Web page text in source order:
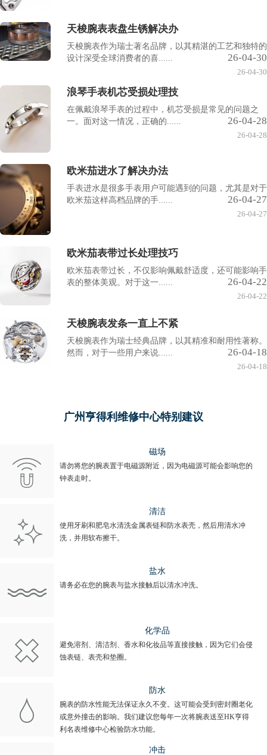
天梭腕表表盘生锈解决办
天梭腕表作为瑞士著名品牌，以其精湛的工艺和独特的
设计深受全球消费者的喜......
26-04-30
26-04-30
浪琴手表机芯受损处理技
在佩戴浪琴手表的过程中，机芯受损是常见的问题之
一。面对这一情况，正确的......
26-04-28
26-04-28
欧米茄进水了解决办法
手表进水是很多手表用户可能遇到的问题，尤其是对于
欧米茄这样高档品牌的手......
26-04-27
26-04-27
欧米茄表带过长处理技巧
欧米茄表带过长，不仅影响佩戴舒适度，还可能影响手
表的整体美观。对于这一......
26-04-22
26-04-22
天梭腕表发条一直上不紧
天梭腕表作为瑞士经典品牌，以其精准和耐用性著称。
然而，对于一些用户来说......
26-04-18
26-04-18
广州亨得利维修中心特别建议
磁场
请勿将您的腕表置于电磁源附近，因为电磁源可能会影响您的
钟表走时。
清洁
使用牙刷和肥皂水清洗金属表链和防水表壳，然后用清水冲
洗，并用软布擦干。
盐水
请务必在您的腕表与盐水接触后以清水冲洗。
化学品
避免溶剂、清洁剂、香水和化妆品等直接接触，因为它们会侵
蚀表链、表壳和垫圈。
防水
腕表的防水性能无法保证永久不变。这可能会受到密封圈老化
或意外撞击的影响。我们建议您每年一次将腕表送至HK亨得
利名表维修中心检验防水功能。
冲击